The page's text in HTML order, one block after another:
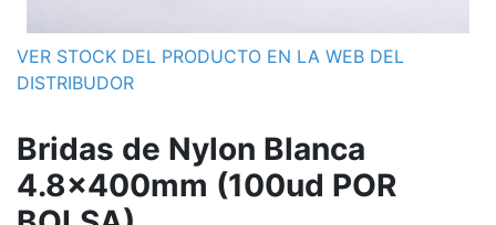
VER STOCK DEL PRODUCTO EN LA WEB DEL
DISTRIBUDOR
Bridas de Nylon Blanca
4.8x400mm (100ud POR